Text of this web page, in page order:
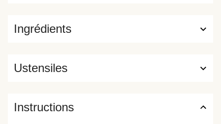
Ingrédients
Ustensiles
Instructions